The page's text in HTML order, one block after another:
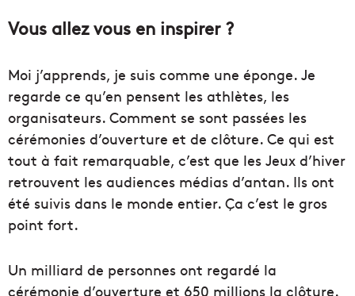
Vous allez vous en inspirer ?
Moi j’apprends, je suis comme une éponge. Je
regarde ce qu’en pensent les athlètes, les
organisateurs. Comment se sont passées les
cérémonies d’ouverture et de clôture. Ce qui est
tout à fait remarquable, c’est que les Jeux d’hiver
retrouvent les audiences médias d’antan. Ils ont
été suivis dans le monde entier. Ça c’est le gros
point fort.
Un milliard de personnes ont regardé la
cérémonie d’ouverture et 650 millions la clôture.